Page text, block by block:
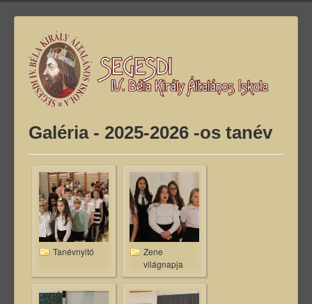
Galéria - 2025-2026 -os tanév
Tanévnyitó
Zene
világnapja